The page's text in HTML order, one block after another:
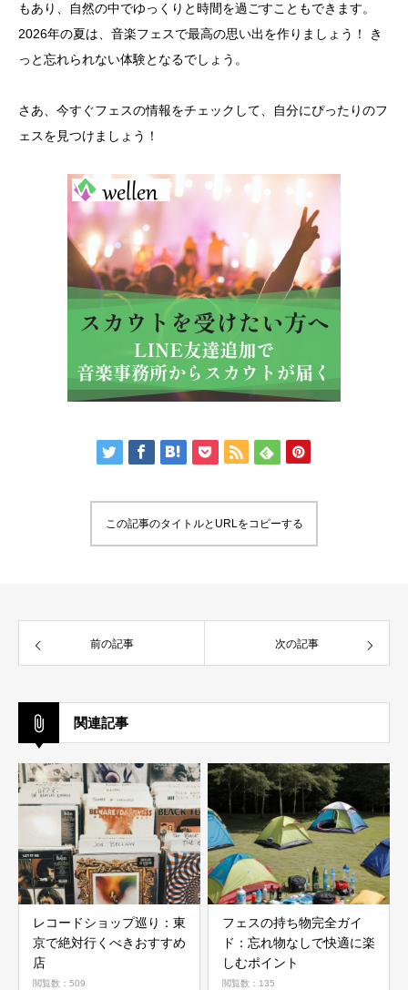
もあり、自然の中でゆっくりと時間を過ごすこともできます。
2026年の夏は、音楽フェスで最高の思い出を作りましょう！ き
っと忘れられない体験となるでしょう。
さあ、今すぐフェスの情報をチェックして、自分にぴったりのフ
ェスを見つけましょう！
この記事のタイトルとURLをコピーする
前の記事 次の記事
関連記事
レコードショップ巡り：東
京で絶対行くべきおすすめ
店
閲覧数：509
フェスの持ち物完全ガイ
ド：忘れ物なしで快適に楽
しむポイント
閲覧数：135